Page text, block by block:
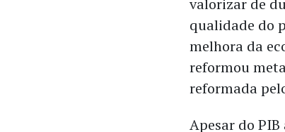
qualidade do
melhora da
reformou
reformada
Apesar do